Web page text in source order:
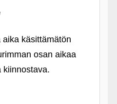
käsittämätön
osan aikaa
kiinnostava.